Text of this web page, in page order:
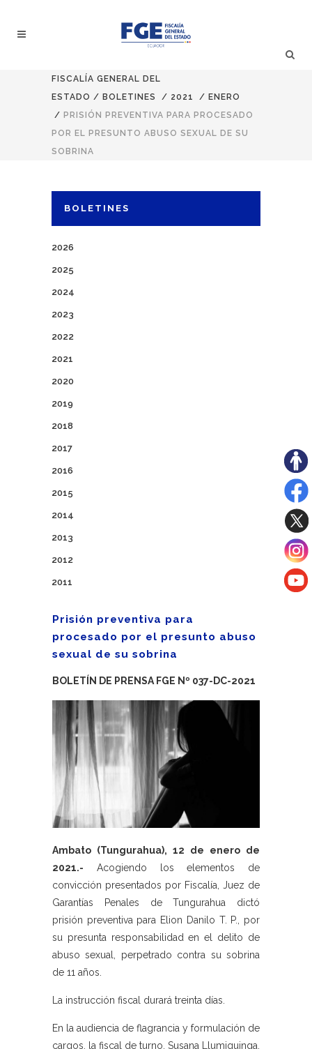
FISCALÍA GENERAL DEL
ESTADO / BOLETINES / 2021 / ENERO
/ PRISIÓN PREVENTIVA PARA PROCESADO
POR EL PRESUNTO ABUSO SEXUAL DE SU
SOBRINA
BOLETINES
2026
2025
2024
2023
2022
2021
2020
2019
2018
2017
2016
2015
2014
2013
2012
2011
Prisión preventiva para
procesado por el presunto abuso
sexual de su sobrina
BOLETÍN DE PRENSA FGE Nº 037-DC-2021
Ambato (Tungurahua), 12 de enero de
2021.- Acogiendo los elementos de
convicción presentados por Fiscalía, Juez de
Garantías Penales de Tungurahua dictó
prisión preventiva para Elion Danilo T. P., por
su presunta responsabilidad en el delito de
abuso sexual, perpetrado contra su sobrina
de 11 años.
La instrucción fiscal durará treinta días.
En la audiencia de flagrancia y formulación de
cargos, la fiscal de turno, Susana Llumiquinga,